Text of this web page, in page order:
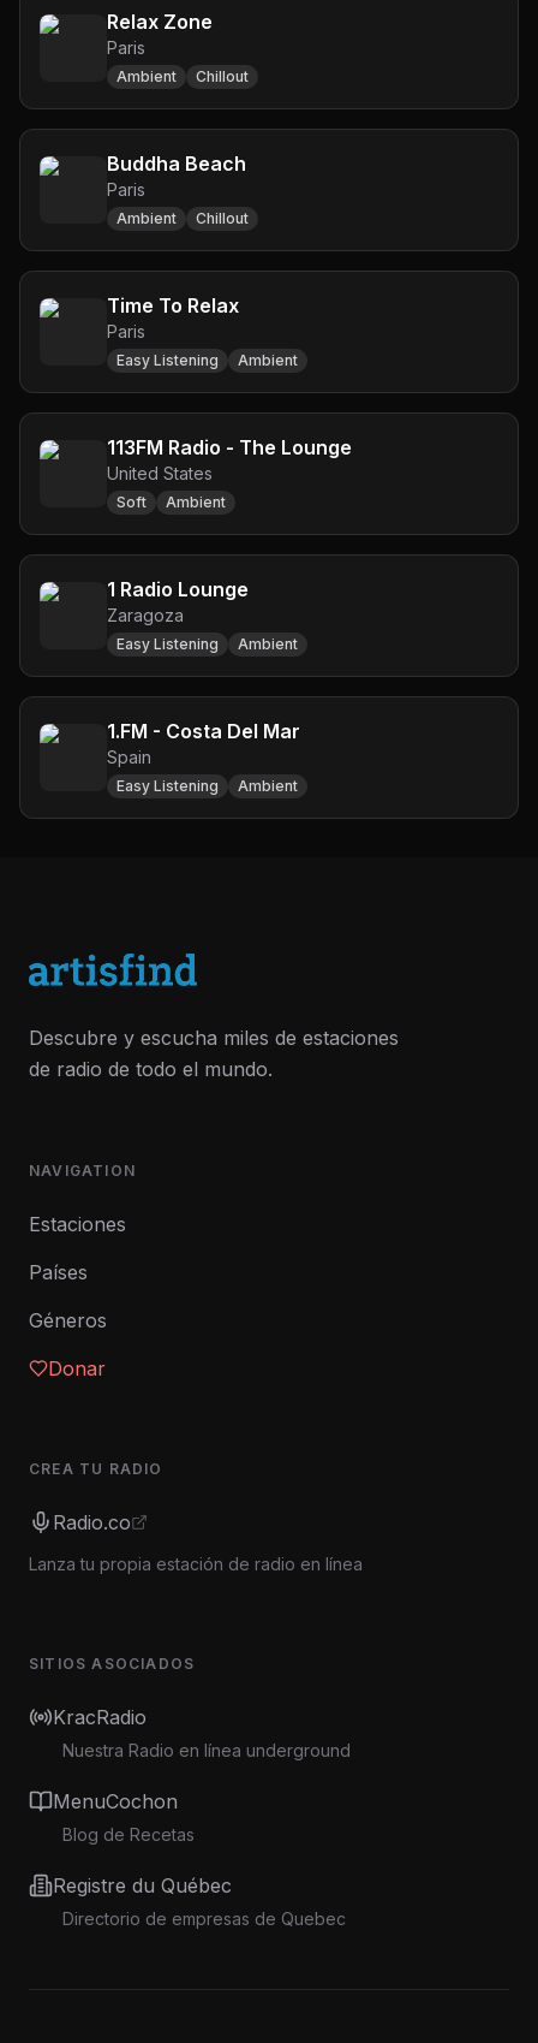
Relax Zone
Paris
Ambient Chillout
Buddha Beach
Paris
Ambient Chillout
Time To Relax
Paris
Easy Listening Ambient
113FM Radio - The Lounge
United States
Soft Ambient
1 Radio Lounge
Zaragoza
Easy Listening Ambient
1.FM - Costa Del Mar
Spain
Easy Listening Ambient
Descubre y escucha miles de estaciones
de radio de todo el mundo.
NAVIGATION
Estaciones
Países
Géneros
Donar
CREA TU RADIO
Radio.co
Lanza tu propia estación de radio en línea
SITIOS ASOCIADOS
KracRadio
Nuestra Radio en línea underground
MenuCochon
Blog de Recetas
Registre du Québec
Directorio de empresas de Quebec